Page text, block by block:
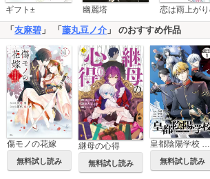
ギフト± 幽麗塔
「 友麻碧 」 「 藤丸豆ノ介 」 のおすすめ作品
傷モノの花嫁
無料試し読み
継母の心得
無料試し読み
皇都陰陽学校 傷モノの花嫁 外伝 分冊版
無料試し読み